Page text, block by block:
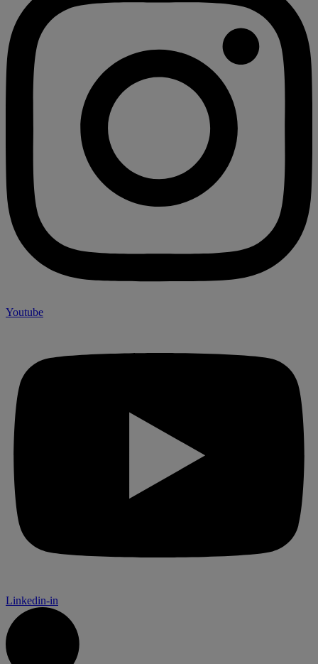
Youtube
Linkedin-in